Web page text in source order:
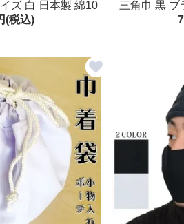
ズ 白 日本製 綿10
臭加工 子供用 女性
(税込)
三角巾 黒 ブ